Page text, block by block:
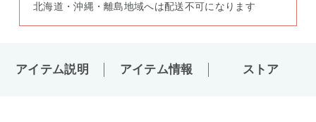
北海道・沖縄・離島地域へは配送不可になります
アイテム説明 アイテム情報 ストア